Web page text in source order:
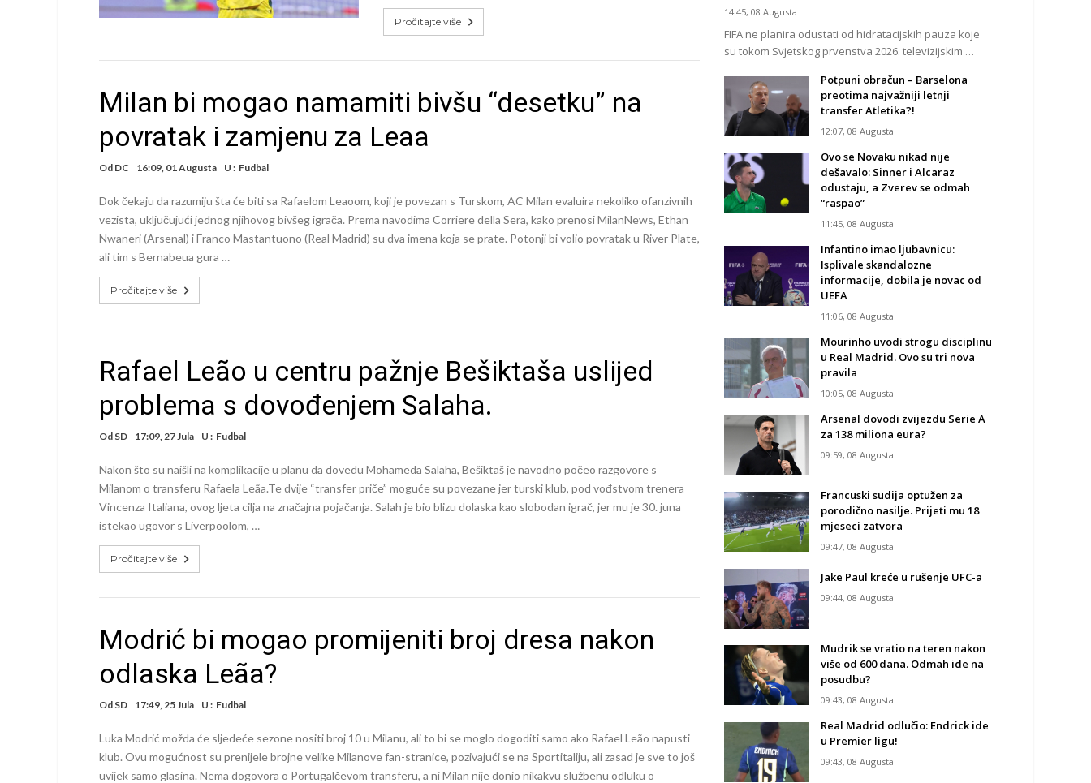
Pročitajte više
Milan bi mogao namamiti bivšu “desetku” na
povratak i zamjenu za Leaa
Od DC 16:09, 01 Augusta U : Fudbal
Dok čekaju da razumiju šta će biti sa Rafaelom Leaoom, koji je povezan s Turskom, AC Milan evaluira nekoliko ofanzivnih
vezista, uključujući jednog njihovog bivšeg igrača. Prema navodima Corriere della Sera, kako prenosi MilanNews, Ethan
Nwaneri (Arsenal) i Franco Mastantuono (Real Madrid) su dva imena koja se prate. Potonji bi volio povratak u River Plate,
ali tim s Bernabeua gura …
Pročitajte više
Rafael Leão u centru pažnje Bešiktaša uslijed
problema s dovođenjem Salaha.
Od SD 17:09, 27 Jula U : Fudbal
Nakon što su naišli na komplikacije u planu da dovedu Mohameda Salaha, Bešiktaš je navodno počeo razgovore s
Milanom o transferu Rafaela Leãa.Te dvije “transfer priče” moguće su povezane jer turski klub, pod vođstvom trenera
Vincenza Italiana, ovog ljeta cilja na značajna pojačanja. Salah je bio blizu dolaska kao slobodan igrač, jer mu je 30. juna
istekao ugovor s Liverpoolom, …
Pročitajte više
Modrić bi mogao promijeniti broj dresa nakon
odlaska Leãa?
Od SD 17:49, 25 Jula U : Fudbal
Luka Modrić možda će sljedeće sezone nositi broj 10 u Milanu, ali to bi se moglo dogoditi samo ako Rafael Leão napusti
klub. Ovu mogućnost su prenijele brojne velike Milanove fan-stranice, pozivajući se na Sportitaliju, ali zasad je sve to još
uvijek samo glasina. Nema dogovora o Portugalčevom transferu, a ni Milan nije donio nikakvu službenu odluku o
14:45, 08 Augusta
FIFA ne planira odustati od hidratacijskih pauza koje
su tokom Svjetskog prvenstva 2026. televizijskim …
Potpuni obračun – Barselona
preotima najvažniji letnji
transfer Atletika?!
12:07, 08 Augusta
Ovo se Novaku nikad nije
dešavalo: Sinner i Alcaraz
odustaju, a Zverev se odmah
“raspao”
11:45, 08 Augusta
Infantino imao ljubavnicu:
Isplivale skandalozne
informacije, dobila je novac od
UEFA
11:06, 08 Augusta
Mourinho uvodi strogu disciplinu
u Real Madrid. Ovo su tri nova
pravila
10:05, 08 Augusta
Arsenal dovodi zvijezdu Serie A
za 138 miliona eura?
09:59, 08 Augusta
Francuski sudija optužen za
porodično nasilje. Prijeti mu 18
mjeseci zatvora
09:47, 08 Augusta
Jake Paul kreće u rušenje UFC-a
09:44, 08 Augusta
Mudrik se vratio na teren nakon
više od 600 dana. Odmah ide na
posudbu?
09:43, 08 Augusta
Real Madrid odlučio: Endrick ide
u Premier ligu!
09:43, 08 Augusta